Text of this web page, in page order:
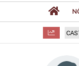
FIDEL CASTRO